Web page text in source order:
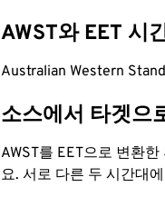
AWST와 EET 시
Australian Western
소스에서 타겟으
AWST를 EET으로 변환
요. 서로 다른 두 시간대